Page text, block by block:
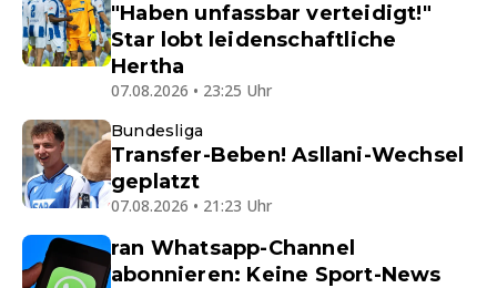
"Haben unfassbar verteidigt!"
Star lobt leidenschaftliche
Hertha
07.08.2026 • 23:25 Uhr
Bundesliga
Transfer-Beben! Asllani-Wechsel
geplatzt
07.08.2026 • 21:23 Uhr
ran Whatsapp-Channel
abonnieren: Keine Sport-News